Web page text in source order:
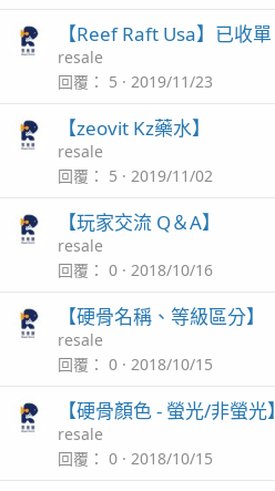
【Reef Raft Usa】已收單
resale
回覆
5 2019/11/23
【zeovit Kz藥水】
resale
回覆
5 2019/11/02
【玩家交流 Q＆A】
resale
回覆
0 2018/10/16
【硬骨名稱、等級區分】
resale
回覆
0 2018/10/15
【硬骨顏色 - 螢光/非螢光】
resale
回覆
0 2018/10/15